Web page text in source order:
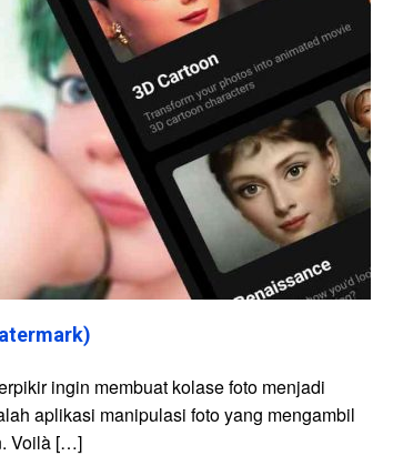
ingin membuat kolase foto menjadi
aplikasi manipulasi foto yang mengambil
Voilà […]